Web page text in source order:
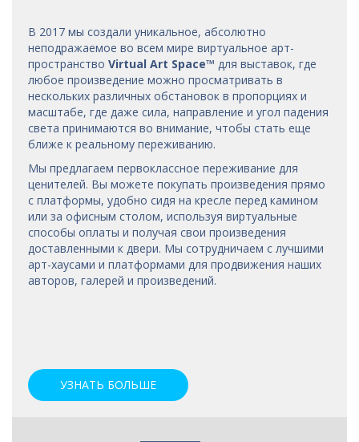
В 2017 мы создали уникальное, абсолютно
неподражаемое во всем мире виртуальное арт-
пространство Virtual Art Space™ для выставок, где
любое произведение можно просматривать в
нескольких различных обстановок в пропорциях и
масштабе, где даже сила, направление и угол падения
света принимаются во внимание, чтобы стать еще
ближе к реальному переживанию.
Мы предлагаем первоклассное переживание для
ценителей. Вы можете покупать произведения прямо
с платформы, удобно сидя на кресле перед камином
или за офисным столом, используя виртуальные
способы оплаты и получая свои произведения
доставленными к двери. Мы сотрудничаем с лучшими
арт-хаусами и платформами для продвижения наших
авторов, галерей и произведений.
УЗНАТЬ БОЛЬШЕ